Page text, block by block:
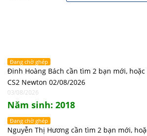
Đang chờ ghép
Đinh Hoàng Bách cần tìm 2 bạn mới, hoặc
CS2 Newton 02/08/2026
03/08/2026
Năm sinh: 2018
Đang chờ ghép
Nguyễn Thị Hương cần tìm 2 bạn mới,